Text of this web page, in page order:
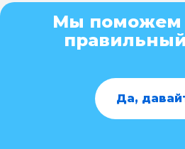
Мы поможем
Да,